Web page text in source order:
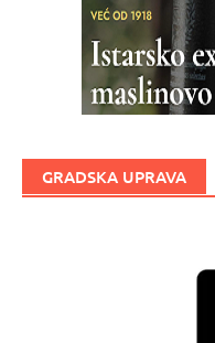
GRADSKA UPRAVA